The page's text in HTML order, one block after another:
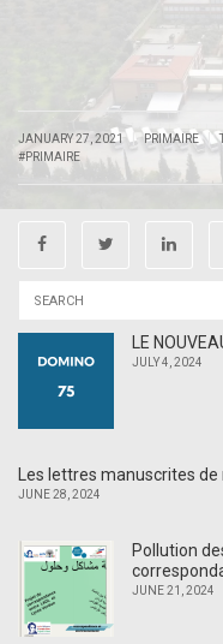
JANUARY 27, 2021 | PRIMAIRE |
#PRIMAIRE
LE
JULY 4, 2024
Les lettres manuscrites
JUNE 28, 2024
Pollution
JUNE 21, 2024